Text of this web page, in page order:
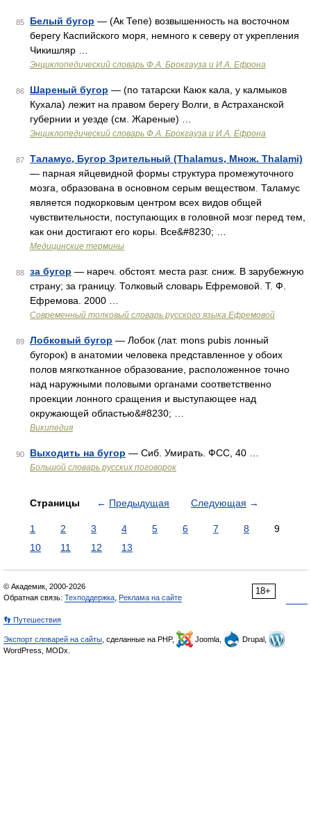
85 Белый бугор — (Ак Тепе) возвышенность на восточном
берегу Каспийского моря, немного к северу от укрепления
Чикишляр …
Энциклопедический словарь Ф.А. Брокгауза и И.А. Ефрона
86 Шареный бугор — (по татарски Каюк кала, у калмыков
Кухала) лежит на правом берегу Волги, в Астраханской
губернии и уезде (см. Жареные) …
Энциклопедический словарь Ф.А. Брокгауза и И.А. Ефрона
87
Таламус, Бугор Зрительный (Thalamus, Множ. Thalami)
— парная яйцевидной формы структура промежуточного
мозга, образована в основном серым веществом. Таламус
является подкорковым центром всех видов общей
чувствительности, поступающих в головной мозг перед тем,
как они достигают его коры. Все&#8230; …
Медицинские термины
88 за бугор — нареч. обстоят. места разг. сниж. В зарубежную
страну; за границу. Толковый словарь Ефремовой. Т. Ф.
Ефремова. 2000 …
Современный толковый словарь русского языка Ефремовой
89 Лобковый бугор — Лобок (лат. mons pubis лонный
бугорок) в анатомии человека представленное у обоих
полов мягкотканное образование, расположенное точно
над наружными половыми органами соответственно
проекции лонного сращения и выступающее над
окружающей областью&#8230; …
Википедия
90 Выходить на бугор — Сиб. Умирать. ФСС, 40 …
Большой словарь русских поговорок
Страницы ← Предыдущая Следующая →
1 2 3 4 5 6 7 8
9
10
11 12 13
18+
© Академик, 2000-2026
Обратная связь: Техподдержка Реклама на сайте
👣 Путешествия
Экспорт словарей на сайты , сделанные на PHP, Joomla,
Drupal,
WordPress, MODx.